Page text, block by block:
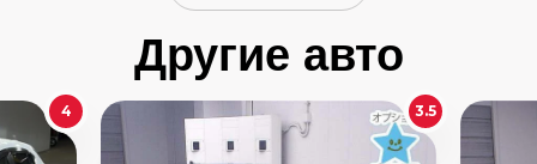
Другие авто
3.5
4